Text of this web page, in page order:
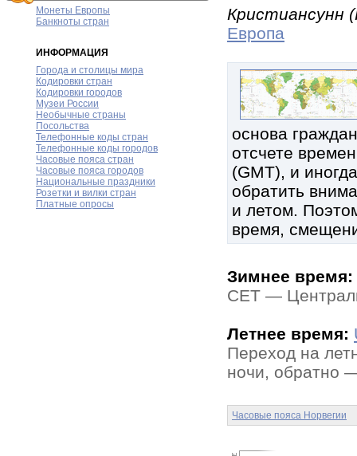
Монеты Европы
Банкноты стран
ИНФОРМАЦИЯ
Города и столицы мира
Кодировки стран
Кодировки городов
Музеи России
Необычные страны
Посольства
Телефонные коды стран
Телефонные коды городов
Часовые пояса стран
Часовые пояса городов
Национальные праздники
Розетки и вилки стран
Платные опросы
Кристиансунн
Европа
основа
отсчете
(GMT), и
обратить
и летом.
время,
Зимнее время:
CET —
Летнее время:
Переход на
ночи, обратно
Часовые пояса Норвегии